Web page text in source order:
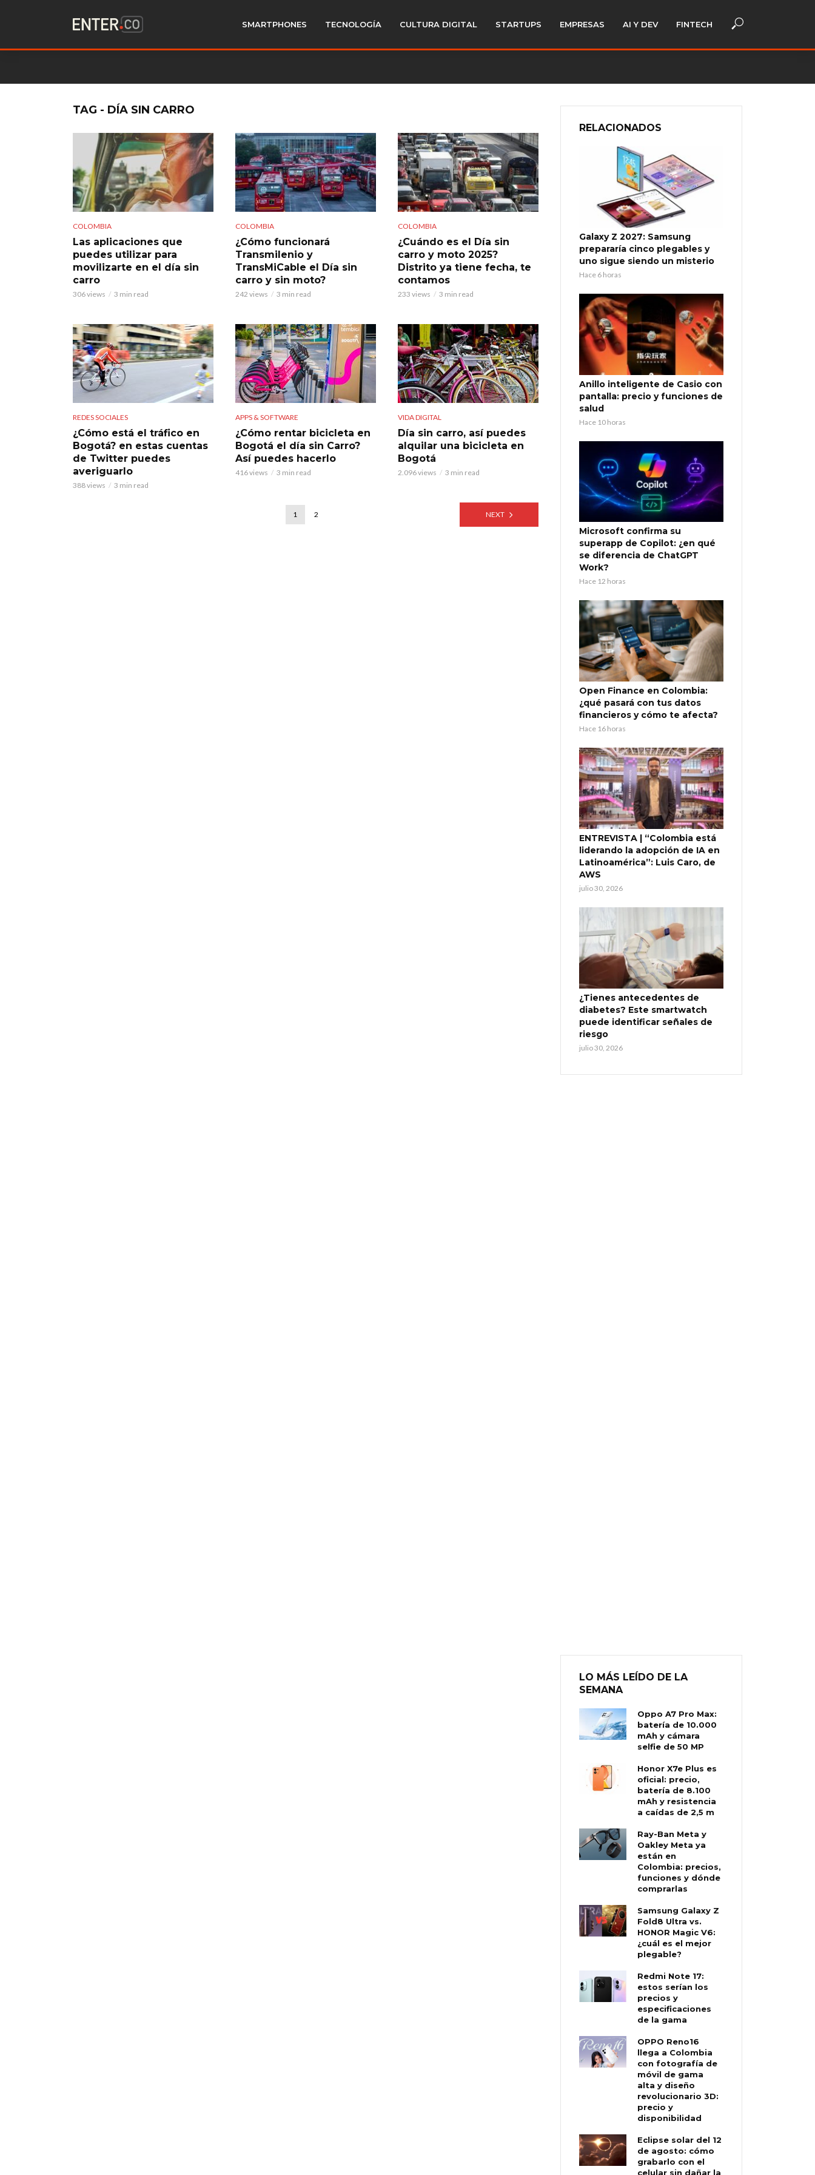
SMARTPHONES TECNOLOGÍA CULTURA DIGITAL STARTUPS EMPRESAS AI Y DEV FINTECH
TAG - DÍA SIN CARRO
COLOMBIA
Las aplicaciones que
puedes utilizar para
movilizarte en el día sin
carro
306 views 3 min read
COLOMBIA
¿Cómo funcionará
Transmilenio y
TransMiCable el Día sin
carro y sin moto?
242 views 3 min read
COLOMBIA
¿Cuándo es el Día sin
carro y moto 2025?
Distrito ya tiene fecha, te
contamos
233 views 3 min read
REDES SOCIALES
¿Cómo está el tráfico en
Bogotá? en estas cuentas
de Twitter puedes
averiguarlo
388 views 3 min read
APPS & SOFTWARE
¿Cómo rentar bicicleta en
Bogotá el día sin Carro?
Así puedes hacerlo
416 views 3 min read
VIDA DIGITAL
Día sin carro, así puedes
alquilar una bicicleta en
Bogotá
2.096 views 3 min read
1 2 NEXT
RELACIONADOS
Galaxy Z 2027: Samsung
prepararía cinco plegables y
uno sigue siendo un misterio
Hace 6 horas
Anillo inteligente de Casio con
pantalla: precio y funciones de
salud
Hace 10 horas
Microsoft confirma su
superapp de Copilot: ¿en qué
se diferencia de ChatGPT
Work?
Hace 12 horas
Open Finance en Colombia:
¿qué pasará con tus datos
financieros y cómo te afecta?
Hace 16 horas
ENTREVISTA | “Colombia está
liderando la adopción de IA en
Latinoamérica”: Luis Caro, de
AWS
julio 30, 2026
¿Tienes antecedentes de
diabetes? Este smartwatch
puede identificar señales de
riesgo
julio 30, 2026
LO MÁS LEÍDO DE LA
SEMANA
Oppo A7 Pro Max:
batería de 10.000
mAh y cámara
selfie de 50 MP
Honor X7e Plus es
oficial: precio,
batería de 8.100
mAh y resistencia
a caídas de 2,5 m
Ray-Ban Meta y
Oakley Meta ya
están en
Colombia: precios,
funciones y dónde
comprarlas
Samsung Galaxy Z
Fold8 Ultra vs.
HONOR Magic V6:
¿cuál es el mejor
plegable?
Redmi Note 17:
estos serían los
precios y
especificaciones
de la gama
OPPO Reno16
llega a Colombia
con fotografía de
móvil de gama
alta y diseño
revolucionario 3D:
precio y
disponibilidad
Eclipse solar del 12
de agosto: cómo
grabarlo con el
celular sin dañar la